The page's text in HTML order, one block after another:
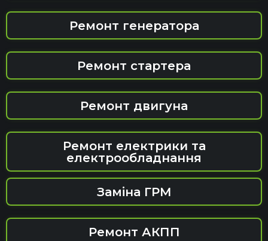
Ремонт генератора
Ремонт стартера
Ремонт двигуна
Ремонт електрики та
електрообладнання
Заміна ГРМ
Ремонт АКПП